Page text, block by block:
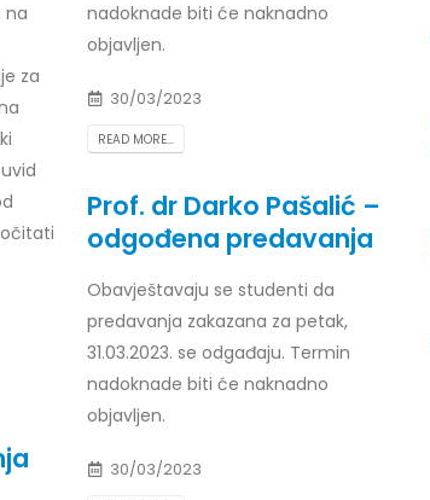
na
za
nadoknade biti će naknadno
objavljen.
30/03/2023
READ MORE...
Prof. dr Darko Pašalić –
odgođena predavanja
Obavještavaju se studenti da
predavanja zakazana za petak,
31.03.2023. se odgađaju. Termin
nadoknade biti će naknadno
objavljen.
30/03/2023
Obavještenje za javnost 30.07.2026.
godine
30/07/2026
ispita
29/07/2026
Prof. dr Azijada Beganlić – rezultati
29/07/2026
Prof. dr Esed Karić – rezultati ispita
25/07/2026